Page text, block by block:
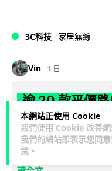
本網站正使用 Cookie
我們使用 Cookie 改善
我們的網站即表示您同
策 。
3C科技 家居無線
Vin 1 日
逾 20 款平價
動連線回中國
網絡安全公司
的 20 多款路由器內置後